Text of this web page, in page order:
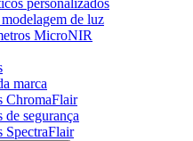
personalizados
de luz
MicroNIR
marca
ChromaFlair
de segurança
SpectraFlair